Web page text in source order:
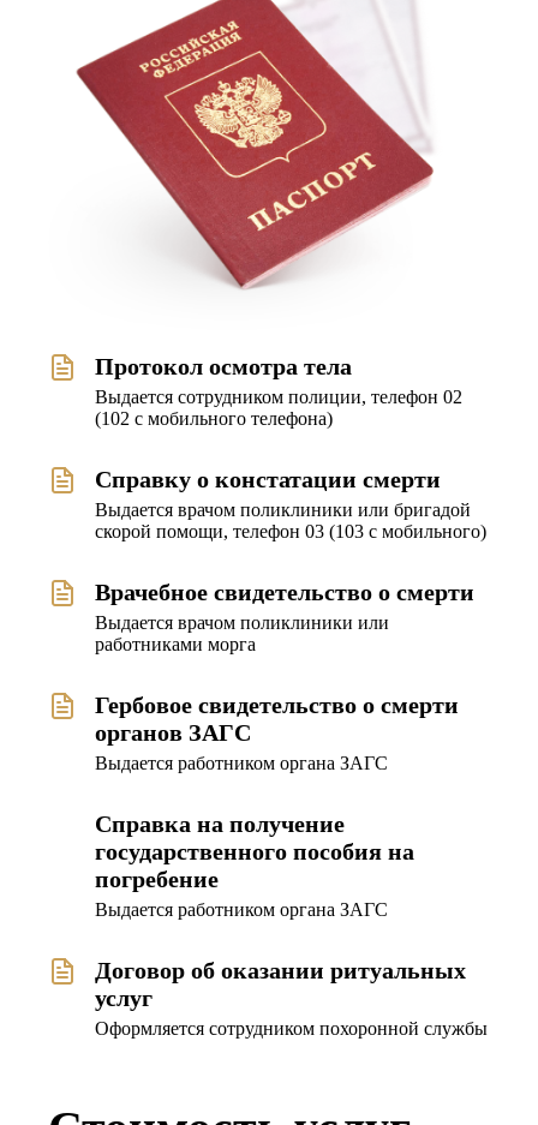
Протокол осмотра тела
Выдается сотрудником полиции, телефон 02
(102 с мобильного телефона)
Справку o констатации смерти
Выдается врачом поликлиники или бригадой
скорой помощи, телефон 03 (103 с мобильного)
Врачебное свидетельство o смерти
Выдается врачом поликлиники или
работниками морга
Гербовое свидетельство o смерти
органов ЗАГС
Выдается работником органа ЗАГС
Справка на получение
государственного пособия на
погребение
Выдается работником органа ЗАГС
Договор об оказании ритуальных
услуг
Оформляется сотрудником похоронной службы